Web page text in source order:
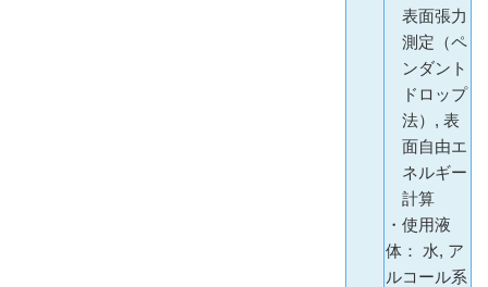
表面張力
測定（ペ
ンダント
ドロップ
法）, 表
面自由エ
ネルギー
計算
・使用液
体： 水, ア
ルコール系